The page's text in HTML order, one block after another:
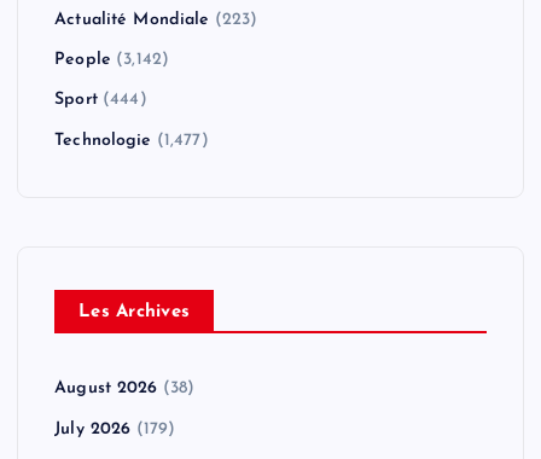
Actualité Mondiale (223)
People (3,142)
Sport(444)
Technologie (1,477)
Les Archives
August 2026 (38)
July 2026 (179)